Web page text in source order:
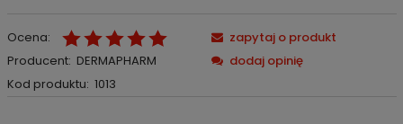
Ocena:
Producent: DERMAPHARM
Kod produktu: 1013
zapytaj o produkt
dodaj opinię